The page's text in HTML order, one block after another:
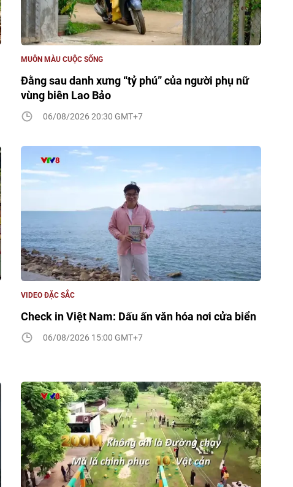
Đằng sau danh xưng “tỷ phú” của người phụ nữ
vùng biên Lao Bảo
MUÔN MÀU CUỘC SỐNG
06/08/2026 20:30 GMT+7
Check in Việt Nam: Dấu ấn văn hóa nơi cửa biển
VIDEO ĐẶC SẮC
06/08/2026 15:00 GMT+7